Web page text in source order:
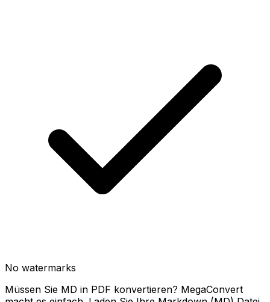
No watermarks
Müssen Sie MD in PDF konvertieren? MegaConvert